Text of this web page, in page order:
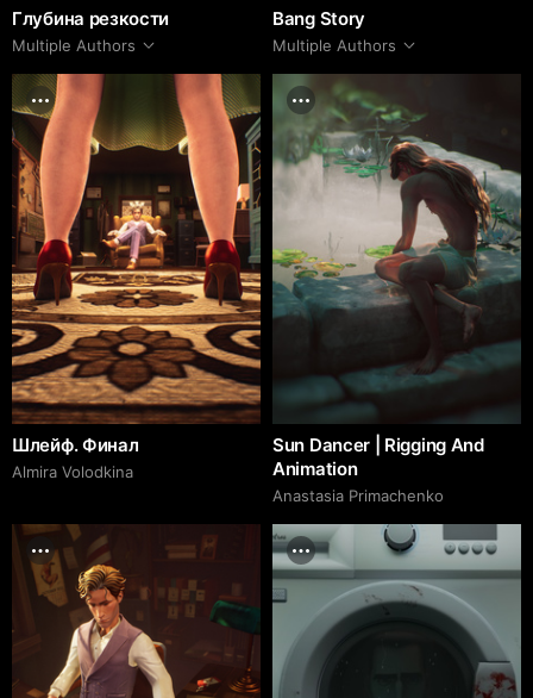
Глубина резкости
Multiple Authors
Bang Story
Multiple Authors
Шлейф. Финал
Almira Volodkina
Sun Dancer | Rigging And
Animation
Anastasia Primachenko